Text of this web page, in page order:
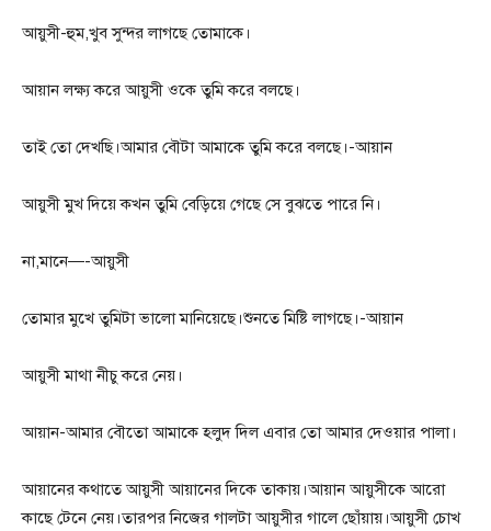
আয়ুসী-হুম,খুব সুন্দর লাগছে তোমাকে।
আয়ান লক্ষ্য করে আয়ুসী ওকে তুমি করে বলছে।
তাই তো দেখছি।আমার বৌটা আমাকে তুমি করে বলছে।-আয়ান
আয়ুসী মুখ দিয়ে কখন তুমি বেড়িয়ে গেছে সে বুঝতে পারে নি।
না,মানে—-আয়ুসী
তোমার মুখে তুমিটা ভালো মানিয়েছে।শুনতে মিষ্টি লাগছে।-আয়ান
আয়ুসী মাথা নীচু করে নেয়।
আয়ান-আমার বৌতো আমাকে হলুদ দিল এবার তো আমার দেওয়ার পালা।
আয়ানের কথাতে আয়ুসী আয়ানের দিকে তাকায়।আয়ান আয়ুসীকে আরো
কাছে টেনে নেয়।তারপর নিজের গালটা আয়ুসীর গালে ছোঁয়ায়।আয়ুসী চোখ